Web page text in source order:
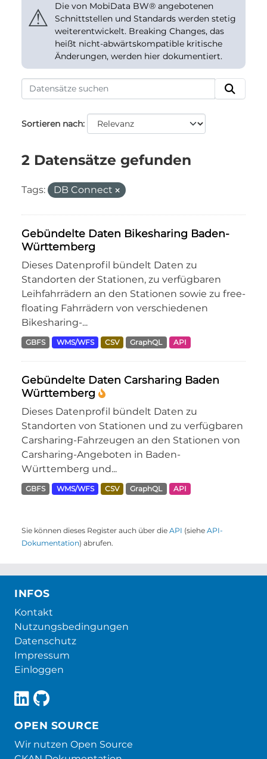
⚠
Die von MobiData BW® angebotenen
Schnittstellen und Standards werden stetig
weiterentwickelt. Breaking Changes, das
heißt nicht-abwärtskompatible kritische
Änderungen, werden hier dokumentiert.
Sortieren nach
2 Datensätze gefunden
Tags: DB Connect
Gebündelte Daten Bikesharing Baden-
Württemberg
Dieses Datenprofil bündelt Daten zu
Standorten der Stationen, zu verfügbaren
Leihfahrrädern an den Stationen sowie zu free-
floating Fahrrädern von verschiedenen
Bikesharing-...
GBFS WMS/WFS CSV GraphQL API
Gebündelte Daten Carsharing Baden
Württemberg
Dieses Datenprofil bündelt Daten zu
Standorten von Stationen und zu verfügbaren
Carsharing-Fahrzeugen an den Stationen von
Carsharing-Angeboten in Baden-
Württemberg und...
GBFS WMS/WFS CSV GraphQL API
Sie können dieses Register auch über die API (siehe API-
Dokumentation) abrufen.
INFOS
Kontakt
Nutzungsbedingungen
Datenschutz
Impressum
Einloggen
OPEN SOURCE
Wir nutzen Open Source